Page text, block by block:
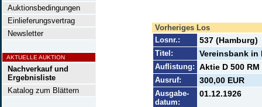
Auktionsbedingungen
Einlieferungsvertrag
Newsletter
AKTUELLE AUKTION
Nachverkauf und
Ergebnisliste
Katalog zum Blättern
Vorheriges Los
Losnr.:
537 (Hamburg)
Titel: Vereinsbank in
Auflistung: Aktie D 500
Ausruf: 300,00 EUR
Ausgabe-
datum:
01.12.1926